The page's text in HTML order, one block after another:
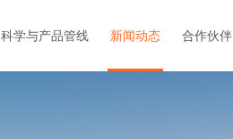
科学与产品管线 新闻动态 合作伙伴